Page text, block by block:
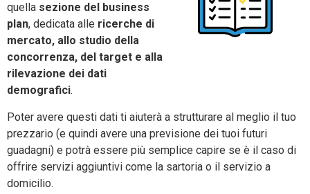
quella sezione del business
plan, dedicata alle ricerche di
mercato, allo studio della
concorrenza, del target e alla
rilevazione dei dati
demografici.
Poter avere questi dati ti aiuterà a strutturare al meglio il tuo
prezzario (e quindi avere una previsione dei tuoi futuri
guadagni) e potrà essere più semplice capire se è il caso di
offrire servizi aggiuntivi come la sartoria o il servizio a
domicilio.